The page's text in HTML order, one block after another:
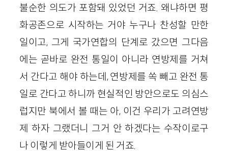
불순한 의도가 포함돼 있었던 거죠. 왜냐하면 평
화공존으로 시작하는 거야 누구나 찬성할 만한
일이고, 그게 국가연합의 단계로 갔으면 그다음
에는 곧바로 완전 통일이 아니라 연방제를 거쳐
서 간다고 해야 하는데, 연방제를 쏙 빼고 완전 통
일로 간다고 하니까 현실적인 방안으로도 의심스
럽지만 북에서 볼 때는 아, 이건 우리가 고려연방
제 하자 그랬더니 그거 안 하겠다는 수작이로구
나 이렇게 받아들이게 된 거죠.